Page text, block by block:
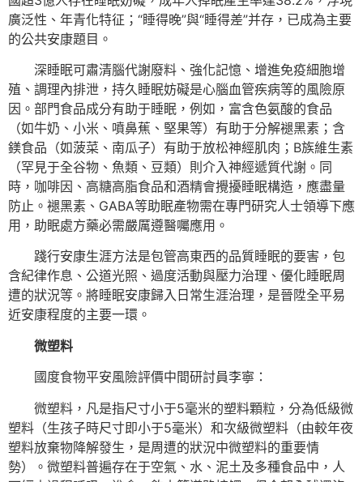
廣泛性、年青化特征；“睡得晚”與“睡得差”并存，已成為主要
的公共安康題目。
深睡眠可肅清腦代謝廢料、強化記憶、增進免疫細胞增
殖、調理內排泄，持久睡眠妨礙是心腦血管疾病等的風險原
因。部門食品成分有助于睡眠，例如，富含色氨酸的食品
（如牛奶、小米、噴鼻蕉、堅果等）有助于分解褪黑素；含
鎂食品（如菠菜、南瓜子）有助于放松神經肌肉；B族維生素
（罕見于全谷物、魚類、豆類）則介入神經遞質代謝。同
時，咖啡因、高糖高脂食品和酒精會攪擾睡眠構造，應盡量
防止。褪黑素、GABA等助眠產物需在專門研究人士領導下應
用，助眠處方藥必需嚴厲遵醫囑應用。
踐行安康生涯方法是包管高東西的品質睡眠的要害，包
含紀律作息、公道光照、過度活動與壓力治理、優化睡眠周
遭的狀況等。將睡眠安康歸入日常生涯治理，是晉陞全平易
近安康程度的主要一環。
微塑料
國度食物平安風險評價中間研討員李寧：
微塑料，凡是指尺寸小于5毫米的塑料顆粒，分為低級微
塑料（生孩子時尺寸即小于5毫米）和次級微塑料（由較年夜
塑料放棄物降解發生，是周遭的狀況中微塑料的重要情
勢）。微塑料普遍存在于空氣、水、泥土及多種食品中，人